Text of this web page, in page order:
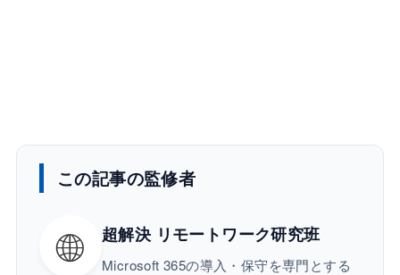
この記事の監修者
🌐 超解決 リモートワーク研究班
Microsoft 365の導入・保守を専門とする